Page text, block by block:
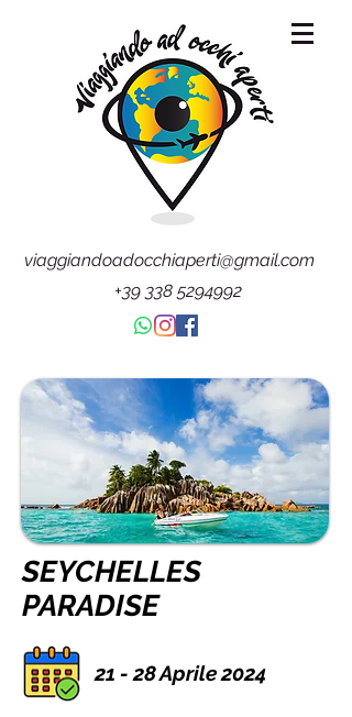
viaggiandoadocchiaperti@gmail.com
+39 338 5294992
SEYCHELLES
PARADISE
21 - 28 Aprile 2024